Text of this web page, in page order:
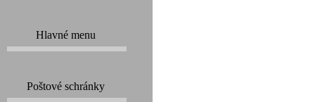
Hlavné menu
Poštové schránky